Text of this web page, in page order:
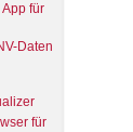
für
Daten
für